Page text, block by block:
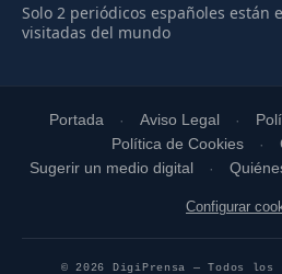
Solo 2 periódicos españoles están
visitadas del mundo
Portada Aviso Legal
Política de Cookies
Sugerir un medio digital
Configurar
© 2026 DigiPrensa — Todos los